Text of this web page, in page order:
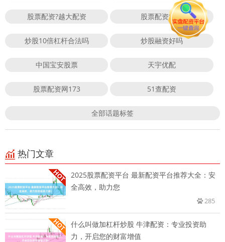
股票配资?越大配资 股票配资常识
炒股10倍杠杆合法吗 炒股融资好吗
中国宝安股票 天宇优配
股票配资网173 51查配资
全部话题标签
热门文章
2025股票配资平台 最新配资平台推荐大全：安
全高效，助力您
285
什么叫做加杠杆炒股 牛津配资：专业投资助
力，开启您的财富增值